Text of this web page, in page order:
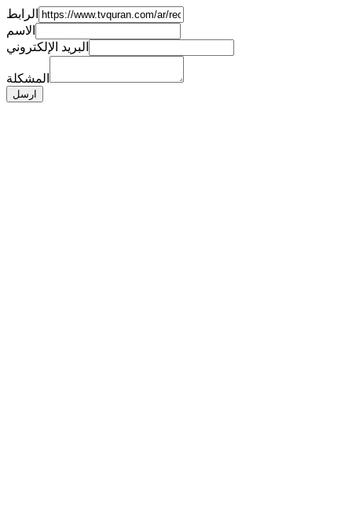
الرابط
الاسم
البريد الإلكتروني
المشكلة
ارسل